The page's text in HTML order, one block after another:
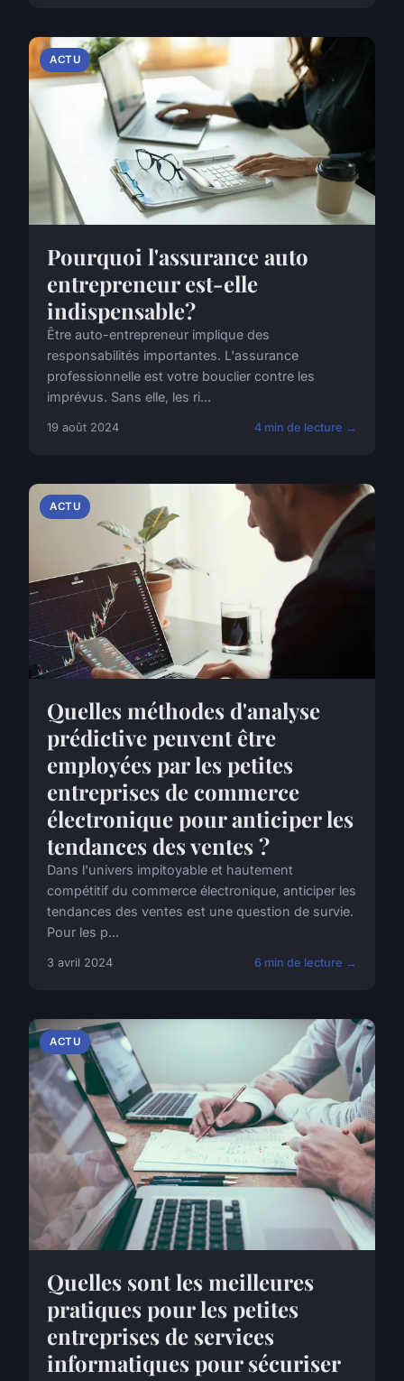
ACTU
Pourquoi l'assurance auto
entrepreneur est-elle
indispensable?
Être auto-entrepreneur implique des
responsabilités importantes. L'assurance
professionnelle est votre bouclier contre les
imprévus. Sans elle, les ri...
19 août 2024 4 min de lecture →
ACTU
Quelles méthodes d'analyse
prédictive peuvent être
employées par les petites
entreprises de commerce
électronique pour anticiper les
tendances des ventes ?
Dans l'univers impitoyable et hautement
compétitif du commerce électronique, anticiper les
tendances des ventes est une question de survie.
Pour les p...
3 avril 2024 6 min de lecture →
ACTU
Quelles sont les meilleures
pratiques pour les petites
entreprises de services
informatiques pour sécuriser